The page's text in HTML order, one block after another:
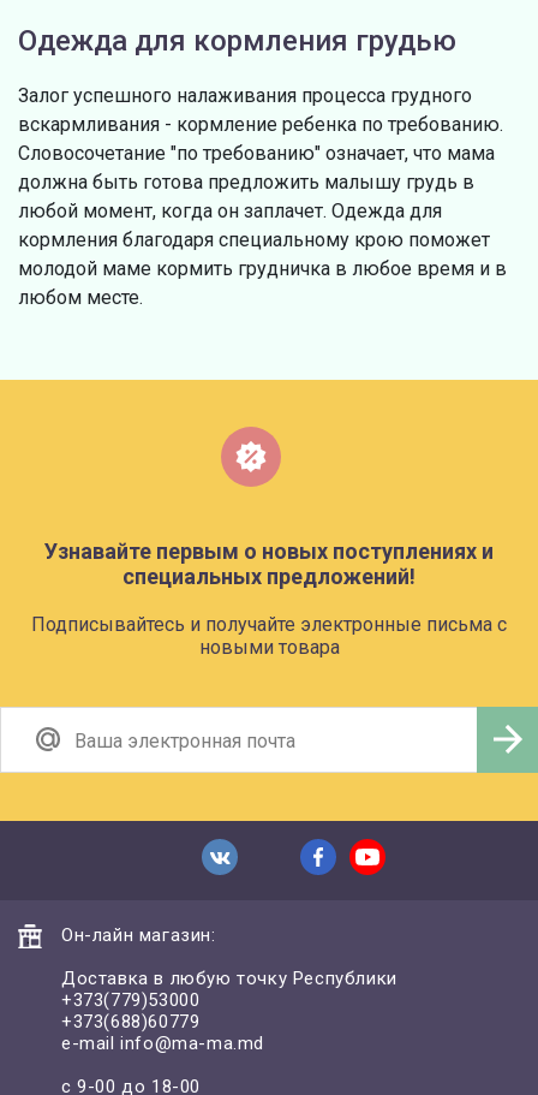
Одежда для кормления грудью
Залог успешного налаживания процесса грудного
вскармливания - кормление ребенка по требованию.
Словосочетание "по требованию" означает, что мама
должна быть готова предложить малышу грудь в
любой момент, когда он заплачет. Одежда для
кормления благодаря специальному крою поможет
молодой маме кормить грудничка в любое время и в
любом месте.
Узнавайте первым о новых поступлениях и
специальных предложений!
Подписывайтесь и получайте электронные письма с
новыми товара
Он-лайн магазин:
Доставка в любую точку Республики
+373(779)53000
+373(688)60779
e-mailinfo@ma-ma.md
с 9-00 до 18-00